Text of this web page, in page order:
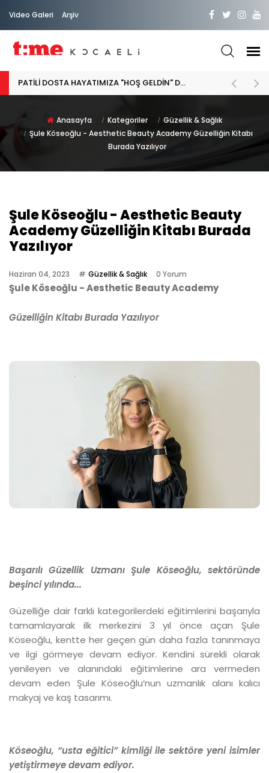
Video Galeri Arşiv
Anasayfa Kategoriler
Güzellik & Sağlık
Şule Köseoğlu - Aesthetic Beauty Academy Güzelliğin Kitabı
Burada Yazılıyor
Şule Köseoğlu - Aesthetic Beauty
Academy Güzelliğin Kitabı Burada
Yazılıyor
Haziran 04, 2023 Güzellik & Sağlık 0 Yorum
Şule Köseoğlu - Aesthetic Beauty Academy
Güzelliğin Kitabı Burada Yazılıyor
Başarılı Güzellik Uzmanı Şule Köseoğlu, sektöründe
beşinci yılında...
Güzelliğe dair farklı kategorilerdeki eğitimlerini başarıyla
tamamlayarak ilk merkezini 3 yıl önce açan Şule
Köseoğlu, kentte her geçen gün daha fazla tanınmaya
ve ilgi görmeye devam ediyor. Kendini sürekli olarak
yenileyen ve alanındaki eğitimlerine ara vermeden
devam eden Şule Köseoğlu’nun uzmanlık alanı kalıcı
makyaj ve kaş tasarımı.
Köseoğlu, “usta eğitici” kimliği ile sektöre yeni isimler
yetiştirmeye devam ediyor.